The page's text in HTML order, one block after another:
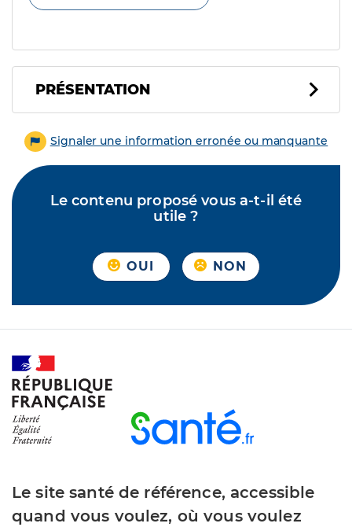
PRÉSENTATION
Signaler une information erronée ou manquante
Le contenu proposé vous a-t-il été
utile ?
OUI NON
Le site santé de référence, accessible
quand vous voulez, où vous voulez